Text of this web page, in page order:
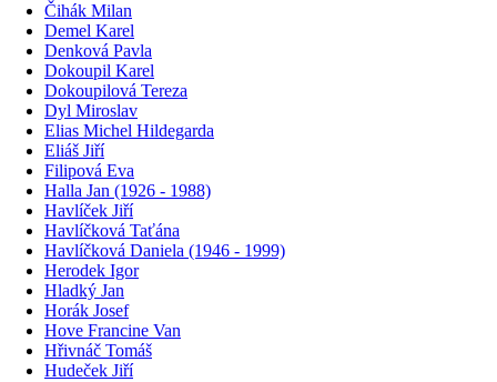
Čihák Milan
Demel Karel
Denková Pavla
Dokoupil Karel
Dokoupilová Tereza
Dyl Miroslav
Elias Michel Hildegarda
Eliáš Jiří
Filipová Eva
Halla Jan (1926 - 1988)
Havlíček Jiří
Havlíčková Taťána
Havlíčková Daniela (1946 - 1999)
Herodek Igor
Hladký Jan
Horák Josef
Hove Francine Van
Hřivnáč Tomáš
Hudeček Jiří